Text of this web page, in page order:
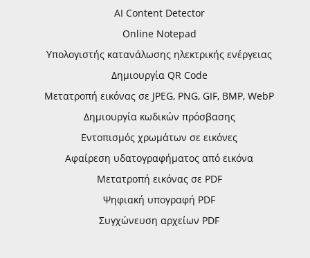
AI Content Detector
Online Notepad
Υπολογιστής κατανάλωσης ηλεκτρικής ενέργειας
Δημιουργία QR Code
Μετατροπή εικόνας σε JPEG, PNG, GIF, BMP, WebP
Δημιουργία κωδικών πρόσβασης
Εντοπισμός χρωμάτων σε εικόνες
Αφαίρεση υδατογραφήματος από εικόνα
Μετατροπή εικόνας σε PDF
Ψηφιακή υπογραφή PDF
Συγχώνευση αρχείων PDF